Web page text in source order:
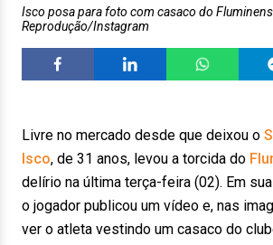
Isco posa para foto com casaco do
Reprodução/Instagram
Livre no mercado desde que deixou o
Isco, de 31 anos, levou a torcida do
delírio na última terça-feira (02). Em
o jogador publicou um vídeo e, nas
ver o atleta vestindo um casaco do